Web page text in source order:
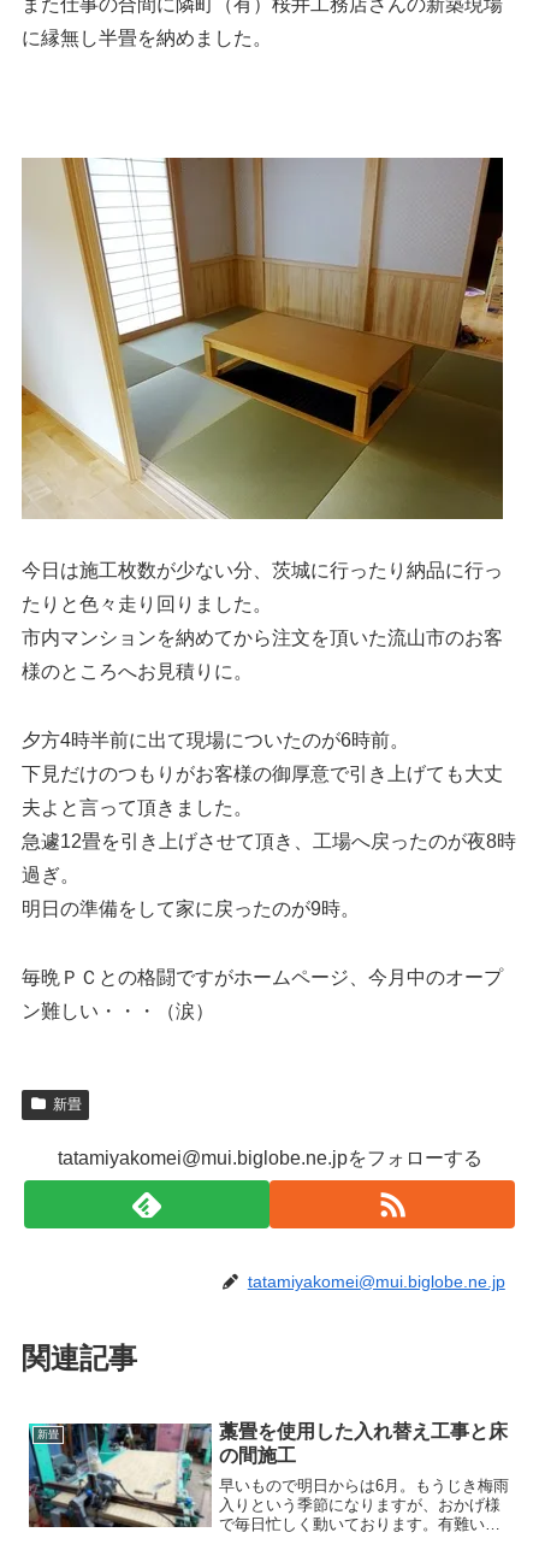
に縁無し半畳を納めました。
今日は施工枚数が少ない分、茨城に行ったり納品に行っ
たりと色々走り回りました。
市内マンションを納めてから注文を頂いた流山市のお客
様のところへお見積りに。
夕方4時半前に出て現場についたのが6時前。
下見だけのつもりがお客様の御厚意で引き上げても大丈
夫よと言って頂きました。
急遽12畳を引き上げさせて頂き、工場へ戻ったのが夜8時
過ぎ。
明日の準備をして家に戻ったのが9時。
毎晩ＰＣとの格闘ですがホームページ、今月中のオープ
ン難しい・・・（涙）
新畳
tatamiyakomei@mui.biglobe.ne.jpをフォローする
tatamiyakomei@mui.biglobe.ne.jp
関連記事
新畳
藁畳を使用した入れ替え工事と床
の間施工
早いもので明日からは6月。もうじき梅雨
入りという季節になりますが、おかげ様
で毎日忙しく動いております。有難い事